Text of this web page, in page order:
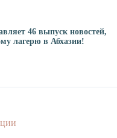
46 выпуск новостей,
лагерю в Абхазии!